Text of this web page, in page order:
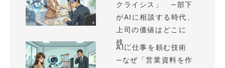
クライシス」 —部下
がAIに相談する時代、
上司の価値はどこに
残...
AIに仕事を頼む技術
—なぜ「営業資料を作